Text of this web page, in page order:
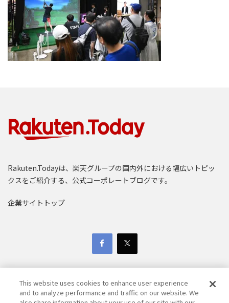
Rakuten.Todayは、楽天グループの国内外における幅広いトピッ
クスをご紹介する、公式コーポレートブログです。
企業サイトトップ
This website uses cookies to enhance user experience
and to analyze performance and traffic on our website. We